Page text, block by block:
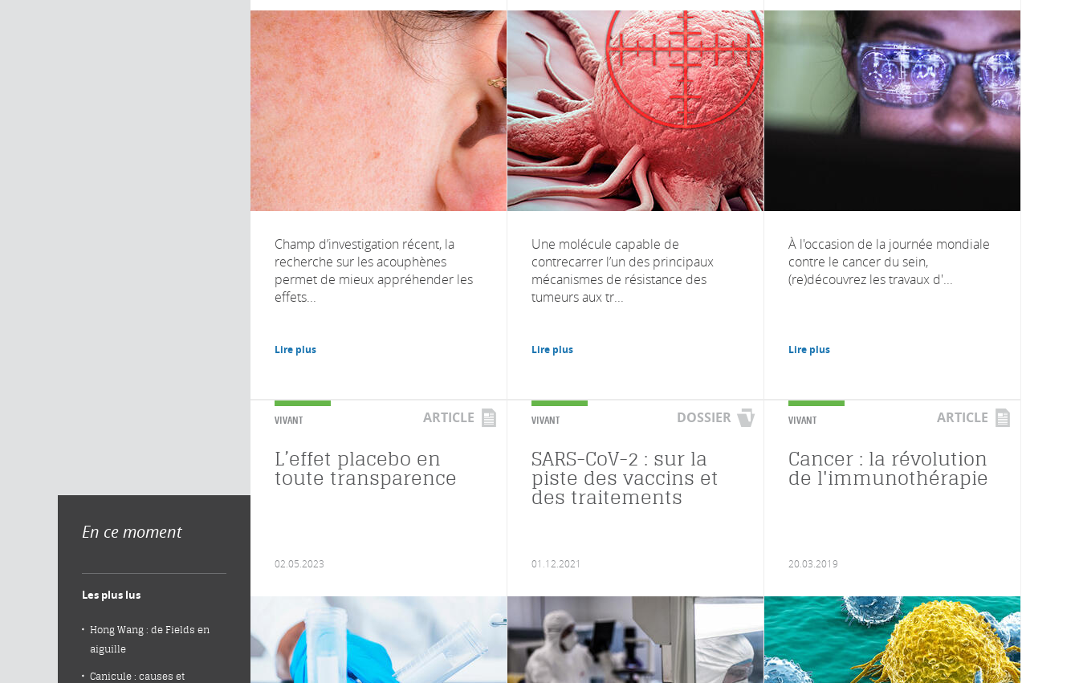
Champ d’investigation récent, la
recherche sur les acouphènes
permet de mieux appréhender les
effets...
Lire plus
Une molécule capable de
contrecarrer l’un des principaux
mécanismes de résistance des
tumeurs aux tr...
Lire plus
À l'occasion de la journée mondiale
contre le cancer du sein,
(re)découvrez les travaux d'...
Lire plus
VIVANT ARTICLE
L’effet placebo en
toute transparence
02.05.2023
VIVANT DOSSIER
SARS-CoV-2 : sur la
piste des vaccins et
des traitements
01.12.2021
VIVANT ARTICLE
Cancer : la révolution
de l'immunothérapie
20.03.2019
En ce moment
Les plus lus
Hong Wang : de Fields en
aiguille
Canicule : causes et